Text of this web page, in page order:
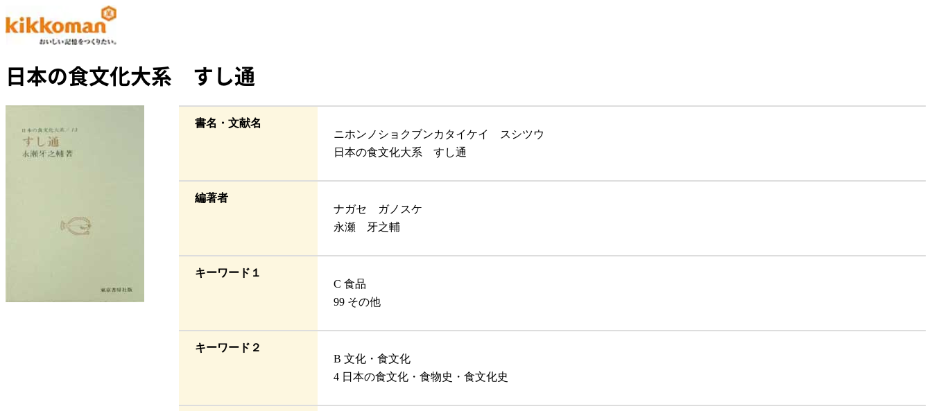
日本の食文化大系 すし通
書名・文献名
ニホンノショクブンカタイケイ スシツウ
日本の食文化大系 すし通
編著者
ナガセ ガノスケ
永瀬 牙之輔
キーワード１
C 食品
99 その他
キーワード２
B 文化・食文化
4 日本の食文化・食物史・食文化史